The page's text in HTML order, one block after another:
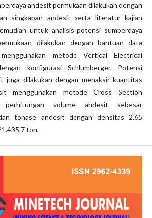
andesit permukaan dilakukan dengan
singkapan andesit serta literatur kajian
untuk analisis potensi sumberdaya
dilakukan dengan bantuan data
metode Vertical Electrical
konfigurasi Schlumberger. Potensi
juga dilakukan dengan menaksir kuantitas
menggunakan metode Cross Section
perhitungan volume andesit sebesar
tonase andesit dengan densitas 2,65
ton.